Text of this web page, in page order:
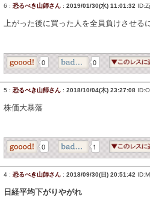
6 : 恐るべき山師さん : 2019/01/30(水) 11:01:32
上がった後に買った人を全員負けさせる
0 0
5 : 恐るべき山師さん : 2018/10/04(木) 23:27:08
株価大暴落
0 1
4 : 恐るべき山師さん : 2018/09/30(日) 20:51:42
日経平均下がりやがれ